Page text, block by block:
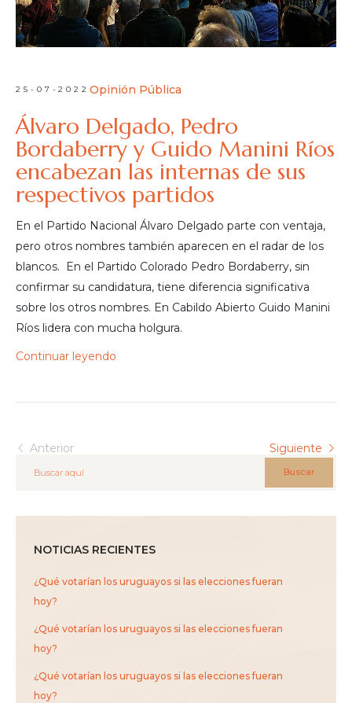
25-07-2022Opinión Pública
Álvaro Delgado, Pedro
Bordaberry y Guido Manini Ríos
encabezan las internas de sus
respectivos partidos
En el Partido Nacional Álvaro Delgado parte con ventaja,
pero otros nombres también aparecen en el radar de los
blancos. En el Partido Colorado Pedro Bordaberry, sin
confirmar su candidatura, tiene diferencia significativa
sobre los otros nombres. En Cabildo Abierto Guido Manini
Ríos lidera con mucha holgura.
Continuar leyendo
Anterior Siguiente
Buscar
NOTICIAS RECIENTES
¿Qué votarían los uruguayos si las elecciones fueran
hoy?
¿Qué votarían los uruguayos si las elecciones fueran
hoy?
¿Qué votarían los uruguayos si las elecciones fueran
hoy?